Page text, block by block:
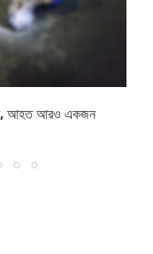
আহত আরও একজন